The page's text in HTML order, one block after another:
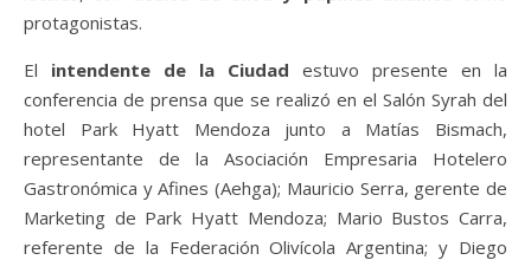
protagonistas.
El intendente de la Ciudad estuvo presente en la
conferencia de prensa que se realizó en el Salón Syrah del
hotel Park Hyatt Mendoza junto a Matías Bismach,
representante de la Asociación Empresaria Hotelero
Gastronómica y Afines (Aehga); Mauricio Serra, gerente de
Marketing de Park Hyatt Mendoza; Mario Bustos Carra,
referente de la Federación Olivícola Argentina; y Diego